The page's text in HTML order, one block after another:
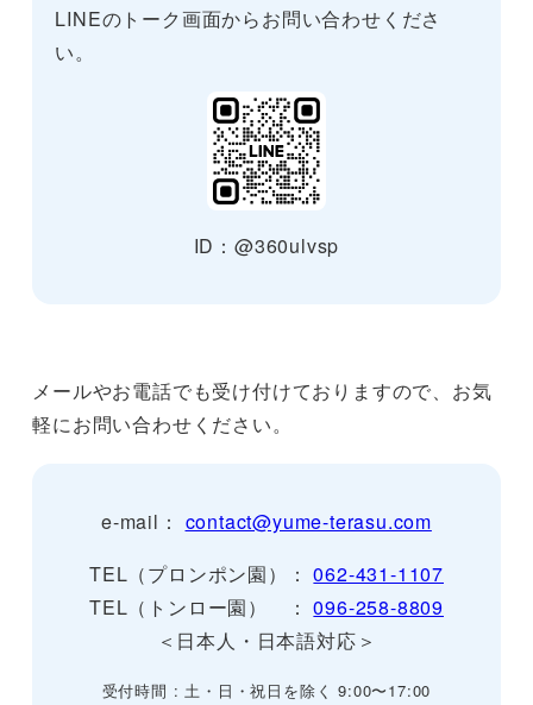
LINEのトーク画面からお問い合わせくださ
い。
ID：@360ulvsp
メールやお電話でも受け付けておりますので、お気
軽にお問い合わせください。
e-mail： contact@yume-terasu.com
TEL（プロンポン園）：062-431-1107
TEL（トンロー園） ：096-258-8809
＜日本人・日本語対応＞
受付時間 : 土・日・祝日を除く 9:00〜17:00